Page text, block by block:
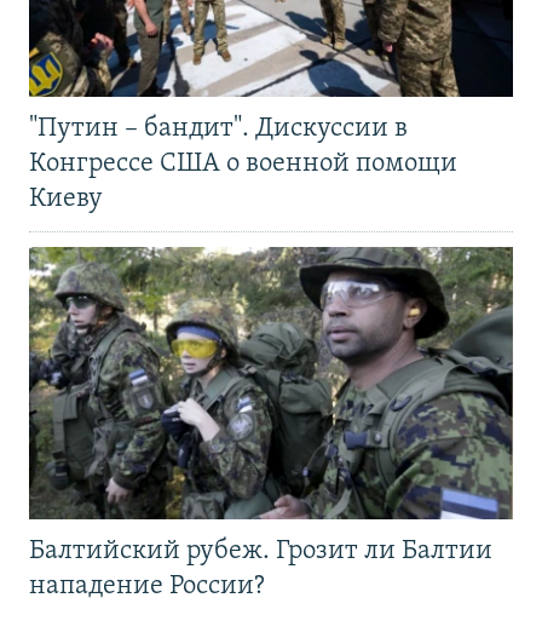
"Путин – бандит". Дискуссии в
Конгрессе США о военной помощи
Киеву
Балтийский рубеж. Грозит ли Балтии
нападение России?